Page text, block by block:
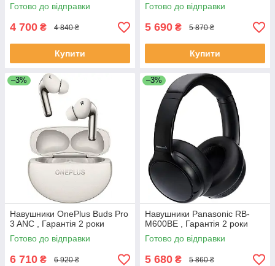
Готово до відправки
4 700 ₴ 4 840 ₴
Купити
Готово до відправки
5 690 ₴ 5 870 ₴
Купити
–3%
Навушники OnePlus Buds Pro
3 ANC , Гарантія 2 роки
Готово до відправки
6 710 ₴ 6 920 ₴
–3%
Навушники Panasonic RB-
M600BE , Гарантія 2 роки
Готово до відправки
5 680 ₴ 5 860 ₴